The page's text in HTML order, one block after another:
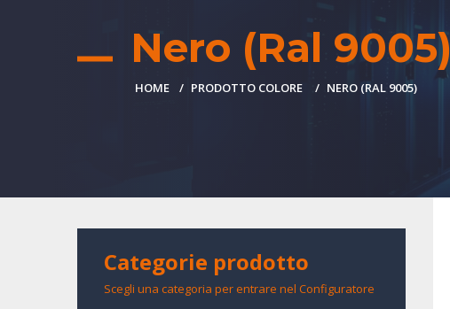
Nero (Ral 9005)
HOME PRODOTTO COLORE NERO (RAL 9005)
Categorie prodotto
Scegli una categoria per entrare nel Configuratore